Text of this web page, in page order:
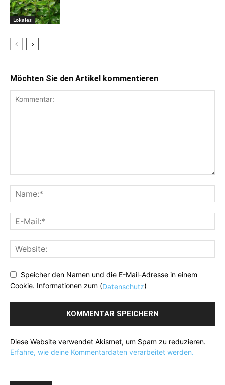
Lokales
Möchten Sie den Artikel kommentieren
Speicher den Namen und die E-Mail-Adresse in einem
Cookie. Informationen zum (Datenschutz)
Diese Website verwendet Akismet, um Spam zu reduzieren.
Erfahre, wie deine Kommentardaten verarbeitet werden.